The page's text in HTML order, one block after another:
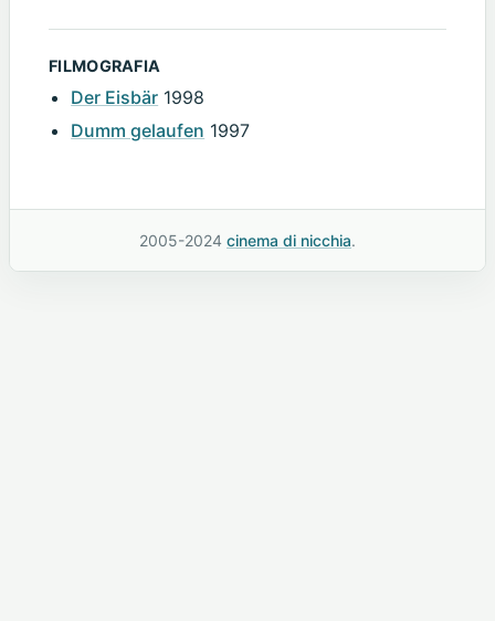
FILMOGRAFIA
Der Eisbär 1998
Dumm gelaufen 1997
2005-2024 cinema di nicchia.